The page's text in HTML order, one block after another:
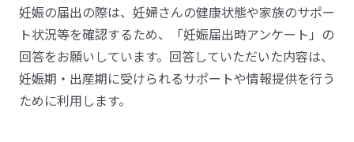
妊娠の届出の際は、妊婦さんの健康状態や家族のサポー
ト状況等を確認するため、「妊娠届出時アンケート」の
回答をお願いしています。回答していただいた内容は、
妊娠期・出産期に受けられるサポートや情報提供を行う
ために利用します。